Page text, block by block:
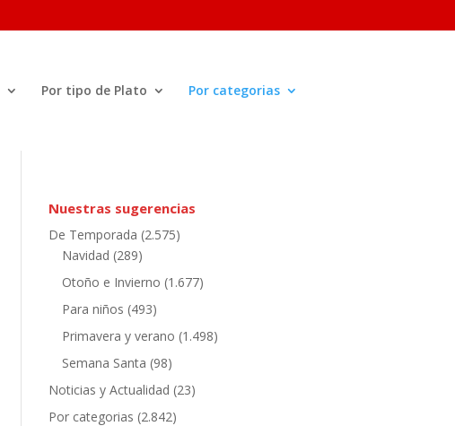
Por tipo de Plato Por categorias
Nuestras sugerencias
De Temporada (2.575)
Navidad (289)
Otoño e Invierno (1.677)
Para niños (493)
Primavera y verano (1.498)
Semana Santa (98)
Noticias y Actualidad (23)
Por categorias (2.842)